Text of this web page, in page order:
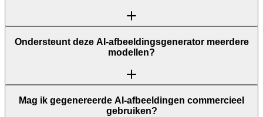
Ondersteunt deze AI-afbeeldingsgenerator meerdere
modellen?
Mag ik gegenereerde AI-afbeeldingen commercieel
gebruiken?